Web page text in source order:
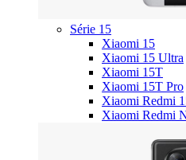
Série 15
Xiaomi 15
Xiaomi 15 Ultra
Xiaomi 15T
Xiaomi 15T Pro
Xiaomi Redmi
Xiaomi Redmi